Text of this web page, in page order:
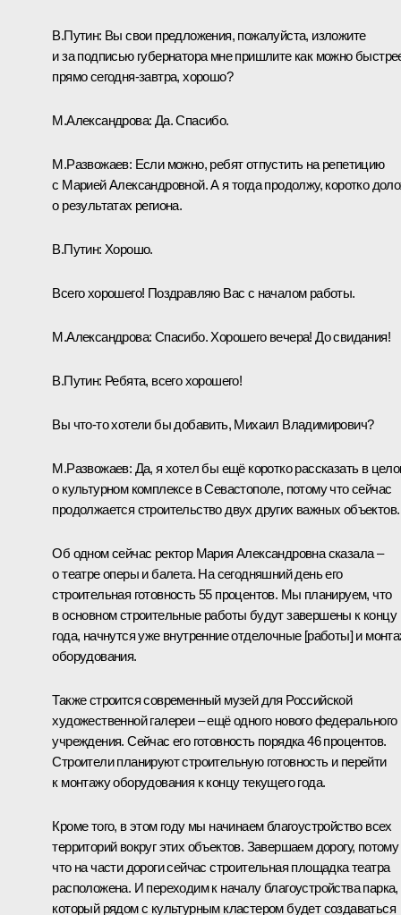
В.Путин: Вы свои предложения, пожалуйста, изложите
и за подписью губернатора мне пришлите как можно
прямо сегодня-завтра, хорошо?
М.Александрова: Да. Спасибо.
М.Развожаев: Если можно, ребят отпустить на репетицию
с Марией Александровной. А я тогда продолжу, коротко
о результатах региона.
В.Путин: Хорошо.
Всего хорошего! Поздравляю Вас с началом работы.
М.Александрова: Спасибо. Хорошего вечера! До свидания!
В.Путин: Ребята, всего хорошего!
Вы что-то хотели бы добавить, Михаил Владимирович?
М.Развожаев: Да, я хотел бы ещё коротко рассказать в
о культурном комплексе в Севастополе, потому что сейчас
продолжается строительство двух других важных объектов.
Об одном сейчас ректор Мария Александровна сказала –
о театре оперы и балета. На сегодняшний день его
строительная готовность 55 процентов. Мы планируем, что
в основном строительные работы будут завершены к концу
года, начнутся уже внутренние отделочные [работы] и
оборудования.
Также строится современный музей для Российской
художественной галереи – ещё одного нового федерального
учреждения. Сейчас его готовность порядка 46 процентов.
Строители планируют строительную готовность и перейти
к монтажу оборудования к концу текущего года.
Кроме того, в этом году мы начинаем благоустройство всех
территорий вокруг этих объектов. Завершаем дорогу, потому
что на части дороги сейчас строительная площадка театра
расположена. И переходим к началу благоустройства парка,
который рядом с культурным кластером будет создаваться